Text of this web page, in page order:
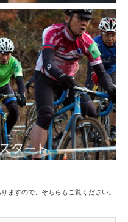
ますので、そちらもご覧ください。